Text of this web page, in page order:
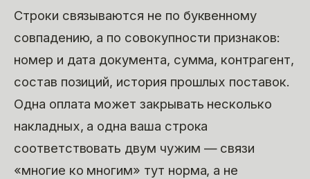
Строки связываются не по буквенному
совпадению, а по совокупности признаков:
номер и дата документа, сумма, контрагент,
состав позиций, история прошлых поставок.
Одна оплата может закрывать несколько
накладных, а одна ваша строка
соответствовать двум чужим — связи
«многие ко многим» тут норма, а не